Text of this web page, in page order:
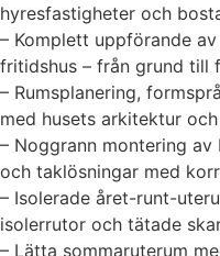
hyresfastigheter och
– Komplett uppförande
fritidshus – från grund till
– Rumsplanering,
med husets arkitektur
– Noggrann montering
och taklösningar med
– Isolerade året-runt-
isolerrutor och tätade
– Lätta sommaruterum